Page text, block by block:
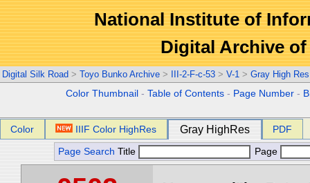
National Institute of
Digital Archive
Digital Silk Road > Toyo Bunko Archive > III-2-F-c-53 > V-1 > Gray High
Color Thumbnail -Table of Contents - Page Number -
Color IIIF Color HighRes Gray HighRes PDF
Page Search Title Page